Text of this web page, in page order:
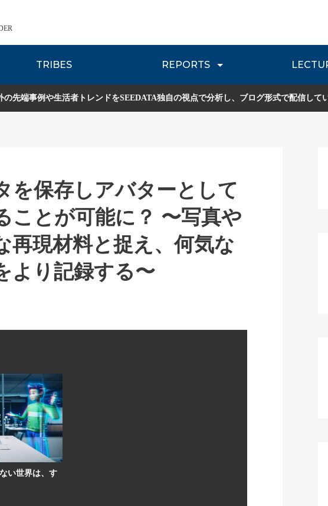
TRIBES REPORTS
Zsレポート 流通レポート JOURNEY REVIEW
ータのご紹介
の先端事例や生活者トレンドをSEEDATA独自の視点で分析し、ブログ形式で配信して
を保存しアバターとして
ことが可能に？ 〜写真や
再現材料と捉え、何気な
より記録する〜
い世界は、す